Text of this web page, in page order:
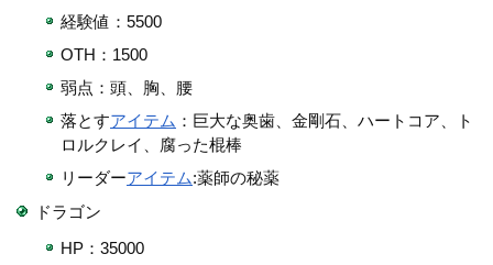
経験値：5500
OTH：1500
弱点：頭、胸、腰
落とすアイテム ：巨大な奥歯、金剛石、ハートコア、ト
ロルクレイ、腐った棍棒
リーダーアイテム:薬師の秘薬
ドラゴン
HP：35000